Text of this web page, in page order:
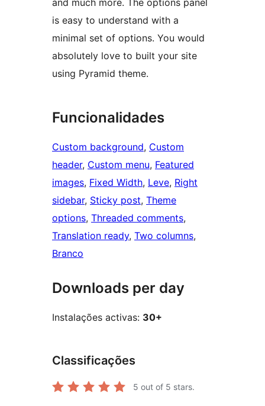
and much more. The options panel
is easy to understand with a
minimal set of options. You would
absolutely love to built your site
using Pyramid theme.
Funcionalidades
Custom background, Custom
header, Custom menu, Featured
images, Fixed Width, Leve, Right
sidebar, Sticky post, Theme
options, Threaded comments
Translation ready, Two columns
Branco
Downloads per day
Instalações activas: 30+
Classificações
5 out of 5 stars.